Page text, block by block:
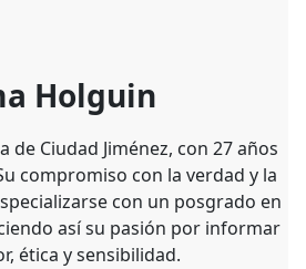
Holguin
Ciudad Jiménez, con 27 años
compromiso con la verdad y la
con un posgrado en
así su pasión por informar
ética y sensibilidad.